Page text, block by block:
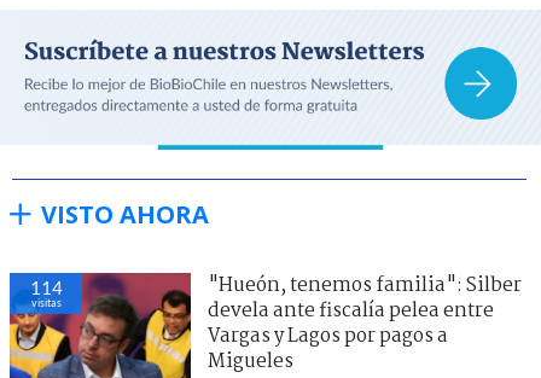
VISTO AHORA
114
visitas
"Hueón, tenemos familia": Silber
devela ante fiscalía pelea entre
Vargas y Lagos por pagos a
Migueles